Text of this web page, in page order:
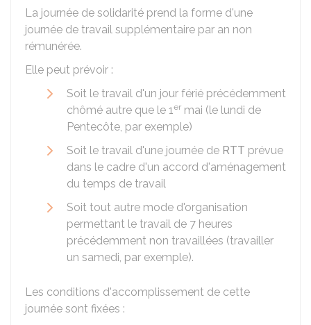
La journée de solidarité prend la forme d'une
journée de travail supplémentaire par an non
rémunérée.
Elle peut prévoir :
Soit le travail d'un jour férié précédemment
chômé autre que le 1er mai (le lundi de
Pentecôte, par exemple)
Soit le travail d'une journée de RTT prévue
dans le cadre d'un accord d'aménagement
du temps de travail
Soit tout autre mode d'organisation
permettant le travail de 7 heures
précédemment non travaillées (travailler
un samedi, par exemple).
Les conditions d'accomplissement de cette
journée sont fixées :